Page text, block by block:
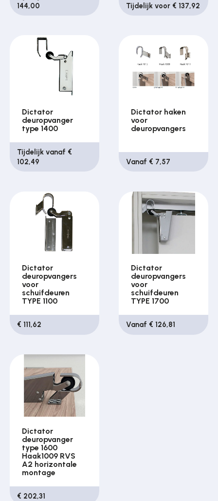
144,00
Tijdelijk voor € 137,92
Dictator
deuropvanger
type 1400
Tijdelijk vanaf €
102,49
Dictator haken
voor
deuropvangers
Vanaf € 7,57
Dictator
deuropvangers
voor
schuifdeuren
TYPE 1100
€ 111,62
Dictator
deuropvangers
voor
schuifdeuren
TYPE 1700
Vanaf € 126,81
Dictator
deuropvanger
type 1600
Haak1009 RVS
A2 horizontale
montage
€ 202,31